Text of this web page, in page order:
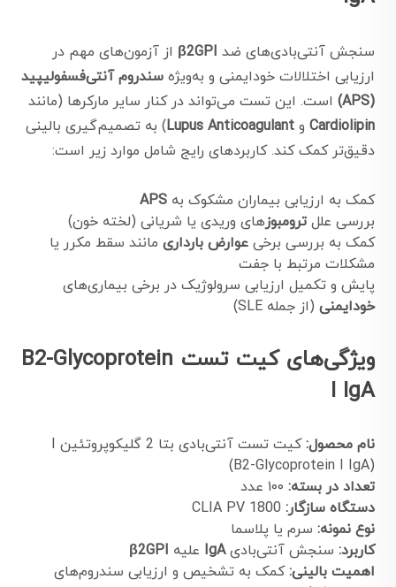
سنجش آنتی‌بادی‌های ضد β2GPI از آزمون‌های مهم در
ارزیابی اختلالات خودایمنی و به‌ویژه سندروم آنتی‌فسفولیپید
(APS)
است. این تست می‌تواند در کنار سایر مارکرها (مانند
Cardiolipin و Lupus Anticoagulant) به تصمیم‌گیری بالینی
دقیق‌تر کمک کند. کاربردهای رایج شامل موارد زیر است:
کمک به ارزیابی بیماران مشکوک به APS
بررسی علل ترومبوز‌های وریدی یا شریانی (لخته خون)
کمک به بررسی برخی عوارض بارداری مانند سقط مکرر یا
مشکلات مرتبط با جفت
پایش و تکمیل ارزیابی سرولوژیک در برخی بیماری‌های
خودایمنی (از جمله SLE)
ویژگی‌های کیت تست B2-Glycoprotein
I IgA
نام محصول:
کیت تست آنتی‌بادی بتا 2 گلیکوپروتئین I
(B2-Glycoprotein I IgA)
تعداد در بسته:
دستگاه سازگار:
نوع نمونه: سرم یا پلاسما
کاربرد: سنجش آنتی‌بادیIgA علیه β2GPI
اهمیت بالینی:کمک به تشخیص و ارزیابی سندروم‌های